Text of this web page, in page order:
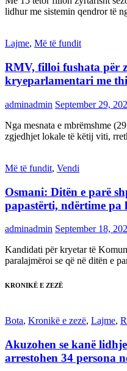
lidhur me sistemin qendror të
Lajme, Më të fundit
RMV, filloi fushata për
kryeparlamentari me
adminadmin September 29,
Nga mesnata e mbrëmshme
zgjedhjet lokale të këtij viti,
Më të fundit, Vendi
Osmani: Ditën e parë
papastërti, ndërtime pa
adminadmin September 18,
Kandidati për kryetar të
paralajmëroi se që në ditën e
KRONIKË E ZEZË
Bota, Kronikë e zezë, Lajme,
Akuzohen se kanë
arrestohen 34 persona